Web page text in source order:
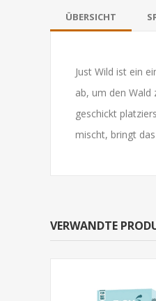
ÜBERSICHT
Just Wild ist ein
ab, um den Wald
geschickt
mischt, bringt
VERWANDTE